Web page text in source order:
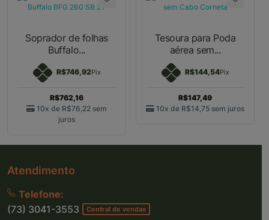
Soprador de folhas
Buffalo...
R$746,92Pix
R$762,16
10x de R$76,22 sem
juros
Tesoura para Poda
aérea sem...
R$144,54Pix
R$147,49
10x de R$14,75 sem juros
Atendimento
Telefone:
(73) 3041-3553
Central de vendas